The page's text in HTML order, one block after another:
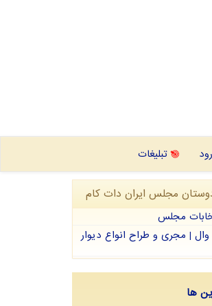
تبلیغات
مجلس ایران دات كام
مجلس
| مجری و طراح انواع دیوار
ها